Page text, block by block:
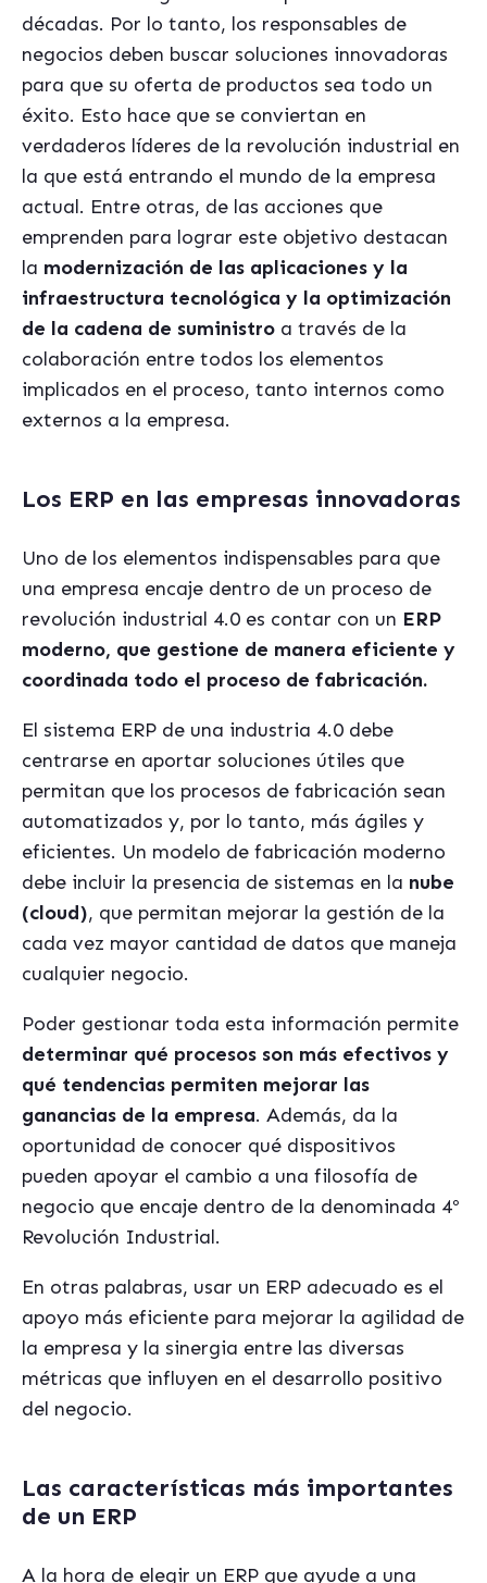
décadas. Por lo tanto, los responsables de
negocios deben buscar soluciones innovadoras
para que su oferta de productos sea todo un
éxito. Esto hace que se conviertan en
verdaderos líderes de la revolución industrial en
la que está entrando el mundo de la empresa
actual. Entre otras, de las acciones que
emprenden para lograr este objetivo destacan
la modernización de las aplicaciones y la
infraestructura tecnológica y la optimización
de la cadena de suministro a través de la
colaboración entre todos los elementos
implicados en el proceso, tanto internos como
externos a la empresa.
Los ERP en las empresas innovadoras
Uno de los elementos indispensables para que
una empresa encaje dentro de un proceso de
revolución industrial 4.0 es contar con un ERP
moderno, que gestione de manera eficiente y
coordinada todo el proceso de fabricación.
El sistema ERP de una industria 4.0 debe
centrarse en aportar soluciones útiles que
permitan que los procesos de fabricación sean
automatizados y, por lo tanto, más ágiles y
eficientes. Un modelo de fabricación moderno
debe incluir la presencia de sistemas en la nube
(cloud), que permitan mejorar la gestión de la
cada vez mayor cantidad de datos que maneja
cualquier negocio.
Poder gestionar toda esta información permite
determinar qué procesos son más efectivos y
qué tendencias permiten mejorar las
ganancias de la empresa. Además, da la
oportunidad de conocer qué dispositivos
pueden apoyar el cambio a una filosofía de
negocio que encaje dentro de la denominada 4º
Revolución Industrial.
En otras palabras, usar un ERP adecuado es el
apoyo más eficiente para mejorar la agilidad de
la empresa y la sinergia entre las diversas
métricas que influyen en el desarrollo positivo
del negocio.
Las características más importantes
de un ERP
A la hora de elegir un ERP que ayude a una